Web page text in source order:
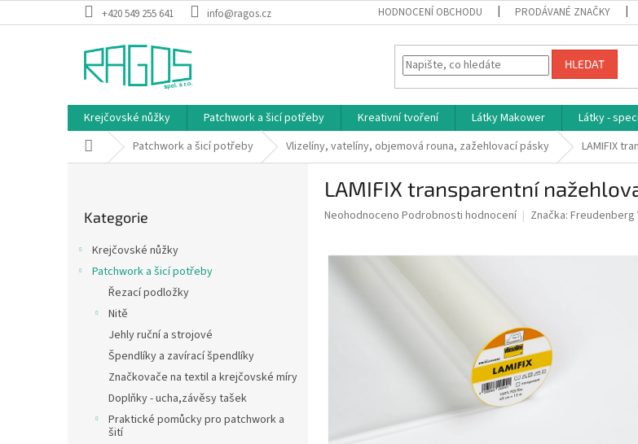
na
+420 549 255 641 info@ragos.cz HODNOCENÍ OBCHODU PRODÁVANÉ ZNAČKY
HLEDAT
Krejčovské nůžky Patchwork a šicí potřeby Kreativní tvoření Látky Makower Látky -
Domů Patchwork a šicí potřeby Vlizelíny, vatelíny, objemová rouna, zažehlovací pásky LAMIFIX
kategorie
Kategorie
Krejčovské nůžky
Patchwork a šicí potřeby
Řezací podložky
Nitě
Jehly ruční a strojové
Špendlíky a zavírací špendlíky
Značkovače na textil a krejčovské míry
Doplňky - ucha,závěsy tašek
Praktické pomůcky pro patchwork a
šití
LAMIFIX transparentní
Průměrné
Neohodnoceno Podrobnosti hodnocení Značka: Freudenberg